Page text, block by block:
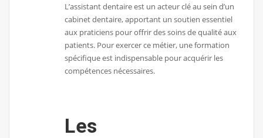
L’assistant dentaire est un acteur clé au sein d’un
cabinet dentaire, apportant un soutien essentiel
aux praticiens pour offrir des soins de qualité aux
patients. Pour exercer ce métier, une formation
spécifique est indispensable pour acquérir les
compétences nécessaires.
Les